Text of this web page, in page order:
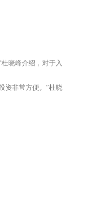
晓峰介绍，对于入
资非常方便。”杜晓